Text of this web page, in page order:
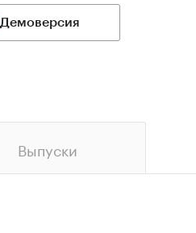
Демоверсия
Выпуски